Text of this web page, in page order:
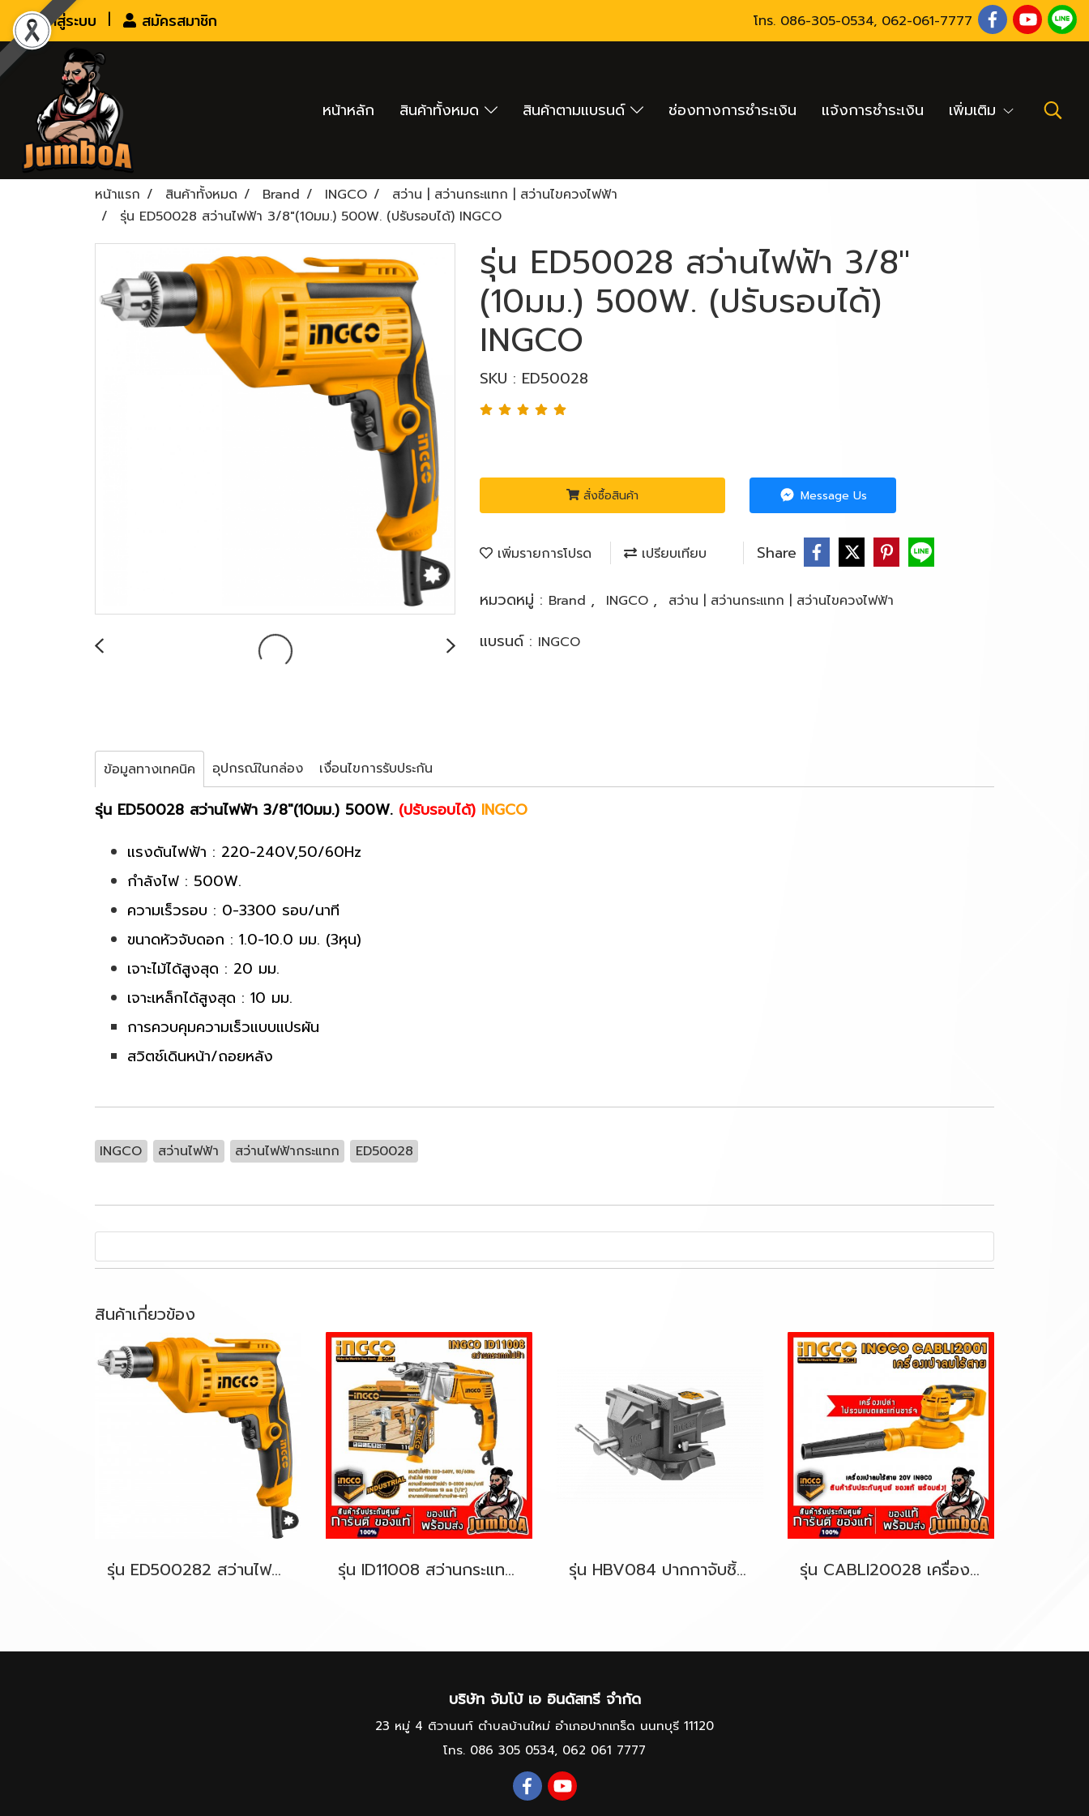
เข้าสู่ระบบ สมัครสมาชิก โทร. 086-305-0534, 062-061-7777
หน้าหลัก สินค้าทั้งหมด สินค้าตามแบรนด์ ช่องทางการชำระเงิน แจ้งการชำระเงิน เพิ่มเติม
หน้าแรก สินค้าทั้งหมด Brand INGCO
สว่าน | สว่านกระแทก | สว่านไขควงไฟฟ้า
รุ่น ED50028 สว่านไฟฟ้า 3/8"(10มม.) 500W. (ปรับรอบได้) INGCO
รุ่น ED50028 สว่านไฟฟ้า 3/8"
(10มม.) 500W. (ปรับรอบได้)
INGCO
SKU : ED50028
สั่งซื้อสินค้า Message Us
เพิ่มรายการโปรด เปรียบเทียบ Share
หมวดหมู่ : Brand , INGCO , สว่าน | สว่านกระแทก | สว่านไขควงไฟฟ้า
แบรนด์ : INGCO
ข้อมูลทางเทคนิค อุปกรณ์ในกล่อง เงื่อนไขการรับประกัน
รุ่น ED50028 สว่านไฟฟ้า 3/8"(10มม.) 500W. (ปรับรอบได้) INGCO
แรงดันไฟฟ้า : 220-240V,50/60Hz
กำลังไฟ : 500W.
ความเร็วรอบ : 0-3300 รอบ/นาที
ขนาดหัวจับดอก : 1.0-10.0 มม. (3หุน)
เจาะไม้ได้สูงสุด : 20 มม.
เจาะเหล็กได้สูงสุด : 10 มม.
การควบคุมความเร็วแบบแปรผัน
สวิตช์เดินหน้า/ถอยหลัง
INGCO สว่านไฟฟ้า สว่านไฟฟ้ากระแทก ED50028
สินค้าเกี่ยวข้อง
รุ่น ED500282 สว่านไฟฟ้า 3/8"(10มม.) 500W. [ปรับรอบได้] INGCO รุ่น ID11008 สว่านกระแทกไฟฟ้า 1/2"(13มม.) 1100W. (ปรับรอบได้) INGCO รุ่น HBV084 ปากกาจับชิ้นงานแท่น 4"(100มม.) [หมุนได้] INGCO รุ่น CABLI20028 เครื่องเป่าลมไร้สาย 20V INGCO (เฉพาะตัวเปล่า)
บริษัท จัมโบ้ เอ อินดัสทรี จำกัด
23 หมู่ 4 ติวานนท์ ตำบลบ้านใหม่ อำเภอปากเกร็ด นนทบุรี 11120
โทร. 086 305 0534, 062 061 7777